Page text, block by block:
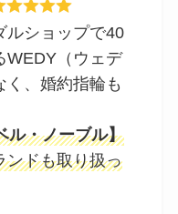
ルショップで40
WEDY（ウェデ
く、婚約指輪も
ル・ノーブル】
ンドも取り扱っ